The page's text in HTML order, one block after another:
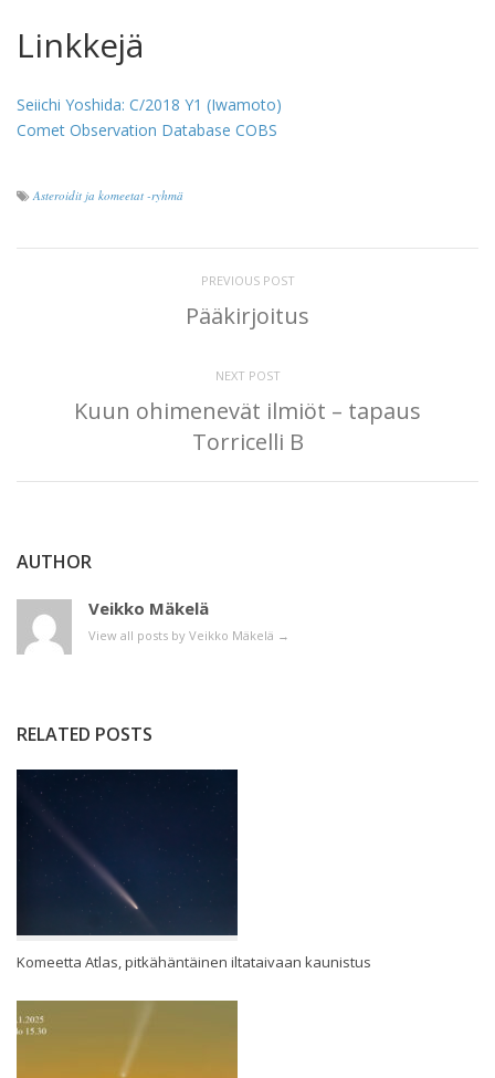
Linkkejä
Seiichi Yoshida: C/2018 Y1 (Iwamoto)
Comet Observation Database COBS
Asteroidit ja komeetat -ryhmä
PREVIOUS POST
Pääkirjoitus
NEXT POST
Kuun ohimenevät ilmiöt – tapaus
Torricelli B
AUTHOR
Veikko Mäkelä
View all posts by Veikko Mäkelä →
RELATED POSTS
Komeetta Atlas, pitkähäntäinen iltataivaan kaunistus